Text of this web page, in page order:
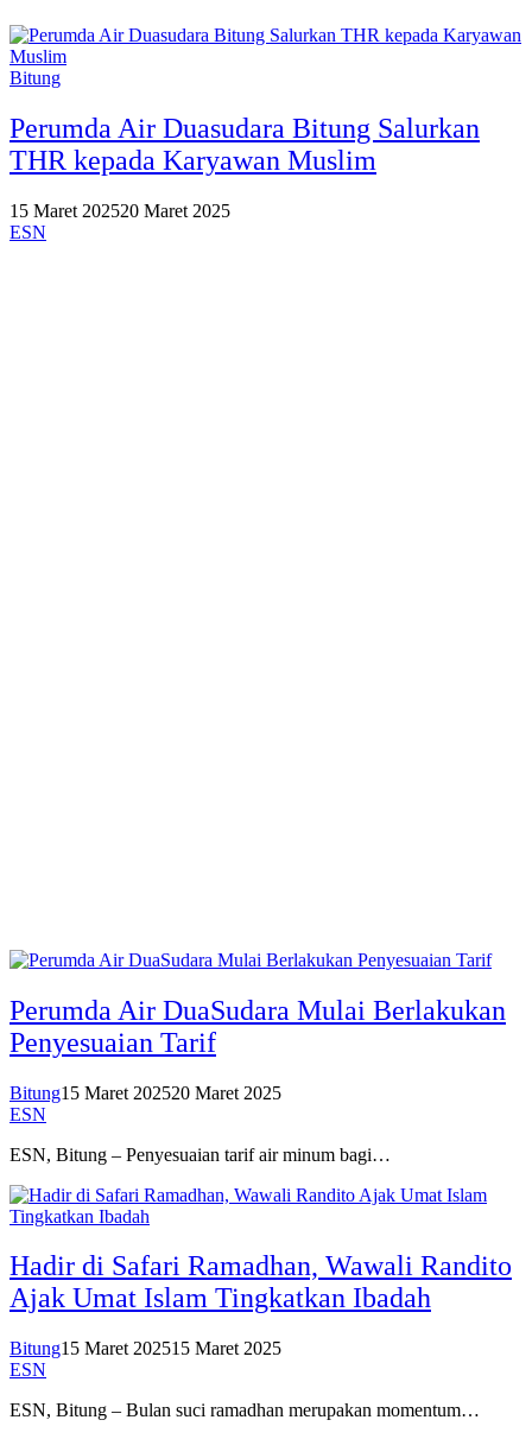
Bitung
Perumda Air Duasudara Bitung Salurkan
THR kepada Karyawan Muslim
15 Maret 202520 Maret 2025
ESN
Perumda Air DuaSudara Mulai Berlakukan
Penyesuaian Tarif
Bitung15 Maret 202520 Maret 2025
ESN
ESN, Bitung – Penyesuaian tarif air minum bagi…
Hadir di Safari Ramadhan, Wawali Randito
Ajak Umat Islam Tingkatkan Ibadah
Bitung15 Maret 202515 Maret 2025
ESN
ESN, Bitung – Bulan suci ramadhan merupakan momentum…